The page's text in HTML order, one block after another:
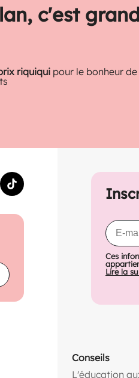
c'est
riquiqui pour le bonheur de
Ces
Lire la
Conseils
L'éducation